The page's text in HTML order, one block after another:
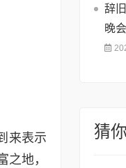
来表示
地，
辞
晚
猜